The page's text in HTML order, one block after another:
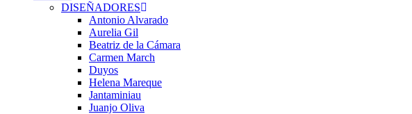
DISEÑADORES
Antonio Alvarado
Aurelia Gil
Beatriz de la Cámara
Carmen March
Duyos
Helena Mareque
Jantaminiau
Juanjo Oliva